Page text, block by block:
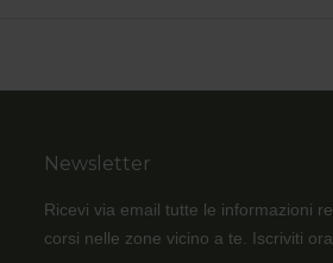
Newsletter
Ricevi via email tutte le informazioni
corsi nelle zone vicino a te. Iscriviti